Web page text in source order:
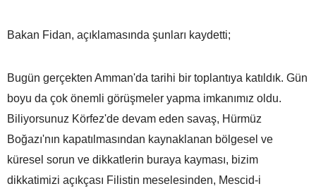
Bakan Fidan, açıklamasında şunları kaydetti;
Bugün gerçekten Amman'da tarihi bir toplantıya katıldık. Gün
boyu da çok önemli görüşmeler yapma imkanımız oldu.
Biliyorsunuz Körfez'de devam eden savaş, Hürmüz
Boğazı'nın kapatılmasından kaynaklanan bölgesel ve
küresel sorun ve dikkatlerin buraya kayması, bizim
dikkatimizi açıkçası Filistin meselesinden, Mescid-i